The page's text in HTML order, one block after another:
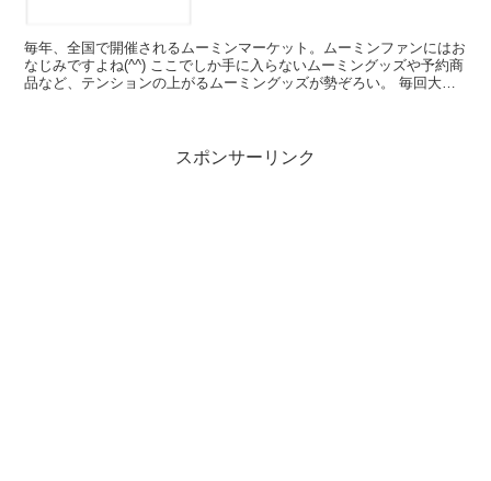
毎年、全国で開催されるムーミンマーケット。ムーミンファンにはお
なじみですよね(^^) ここでしか手に入らないムーミングッズや予約商
品など、テンションの上がるムーミングッズが勢ぞろい。 毎回大人
スポンサーリンク